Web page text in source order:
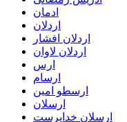
ادمان
اردلان
اردلان افشار
اردلان لاوان
ارس
ارسام
ارسطو امین
ارسلان
ارسلان خداپرست